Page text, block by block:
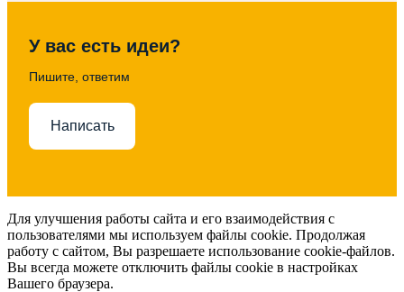
У вас есть идеи?
Пишите, ответим
Написать
Для улучшения работы сайта и его взаимодействия с
пользователями мы используем файлы cookie. Продолжая
работу с сайтом, Вы разрешаете использование cookie-файлов.
Вы всегда можете отключить файлы cookie в настройках
Вашего браузера.